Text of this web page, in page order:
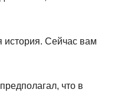
история. Сейчас вам
что в